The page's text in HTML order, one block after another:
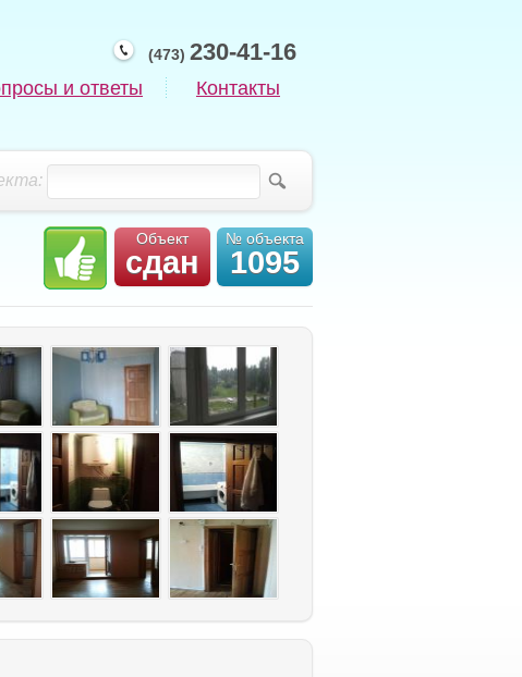
(473) 230-41-16
и ответы Контакты
Объект
сдан
№ объекта
1095